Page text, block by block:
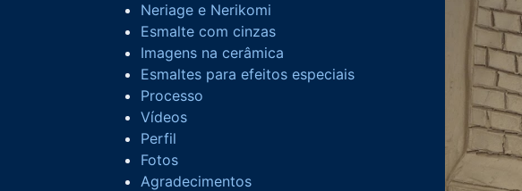
Neriage e Nerikomi
Esmalte com cinzas
Imagens na cerâmica
Esmaltes para efeitos especiais
Processo
Vídeos
Perfil
Fotos
Agradecimentos